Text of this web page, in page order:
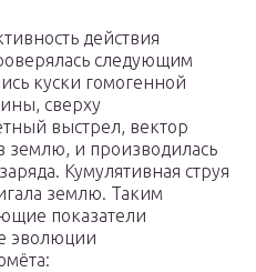
действия
следующим
куски гомогенной
сверху
выстрел, вектор
землю, и производилась
Кумулятивная струя
землю. Таким
показатели
эволюции